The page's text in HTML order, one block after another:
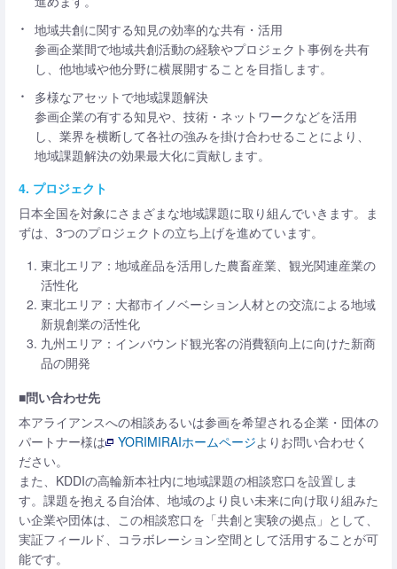
地域共創に関する知見の効率的な共有・活用
参画企業間で地域共創活動の経験やプロジェクト事例を共有
し、他地域や他分野に横展開することを目指します。
多様なアセットで地域課題解決
参画企業の有する知見や、技術・ネットワークなどを活用
し、業界を横断して各社の強みを掛け合わせることにより、
地域課題解決の効果最大化に貢献します。
4. プロジェクト
日本全国を対象にさまざまな地域課題に取り組んでいきます。ま
ずは、3つのプロジェクトの立ち上げを進めています。
東北エリア：地域産品を活用した農畜産業、観光関連産業の
活性化
東北エリア：大都市イノベーション人材との交流による地域
新規創業の活性化
九州エリア：インバウンド観光客の消費額向上に向けた新商
品の開発
■問い合わせ先
本アライアンスへの相談あるいは参画を希望される企業・団体の
パートナー様は
YORIMIRAIホームページよりお問い合わせく
ださい。
また、KDDIの高輪新本社内に地域課題の相談窓口を設置しま
す。課題を抱える自治体、地域のより良い未来に向け取り組みた
い企業や団体は、この相談窓口を「共創と実験の拠点」として、
実証フィールド、コラボレーション空間として活用することが可
能です。